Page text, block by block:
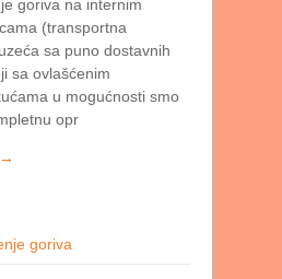
goriva na internim
(transportna
sa puno dostavnih
sa ovlašćenim
u mogućnosti smo
opr
goriva